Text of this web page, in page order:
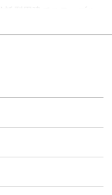
信託型円建てステーブル